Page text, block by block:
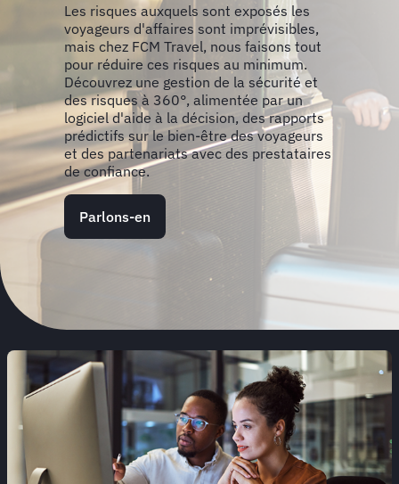
Les risques auxquels sont exposés les
voyageurs d'affaires sont imprévisibles,
mais chez FCM Travel, nous faisons tout
pour réduire ces risques au minimum.
Découvrez une gestion de la sécurité et
des risques à 360°, alimentée par un
logiciel d'aide à la décision, des rapports
prédictifs sur le bien-être des voyageurs
et des partenariats avec des prestataires
de confiance.
Parlons-en